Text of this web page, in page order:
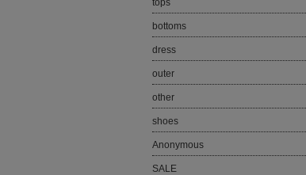
tops
bottoms
dress
outer
other
shoes
Anonymous
SALE